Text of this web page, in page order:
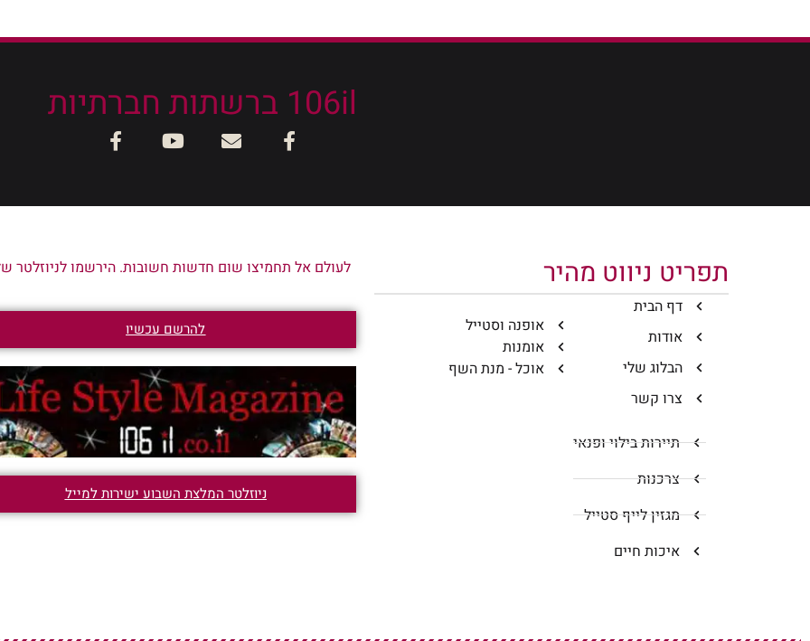
106il ברשתות חברתיות
תפריט ניווט מהיר
דף הבית
אודות
הבלוג שלי
צרו קשר
אופנה וסטייל
אומנות
אוכל - מנת השף
תיירות בילוי ופנאי
צרכנות
מגזין לייף סטייל
איכות חיים
לעולם אל תחמיצו שום חדשות חשובות. הירשמו לניוזלטר
להרשם עכשיו
ניוזלטר המלצת השבוע ישירות למייל